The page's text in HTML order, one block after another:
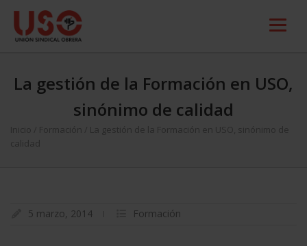
La gestión de la Formación en USO,
sinónimo de calidad
Inicio Formación
La gestión de la Formación en USO, sinónimo de
calidad
5 marzo, 2014 Formación